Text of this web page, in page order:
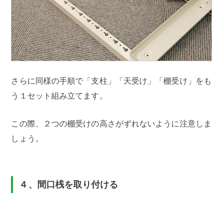
さらに同様の手順で「支柱」「天受け」「棚受け」をも
う１セット組み立てます。
この際、２つの棚受けの高さがずれないように注意しま
しょう。
４、間口桟を取り付ける